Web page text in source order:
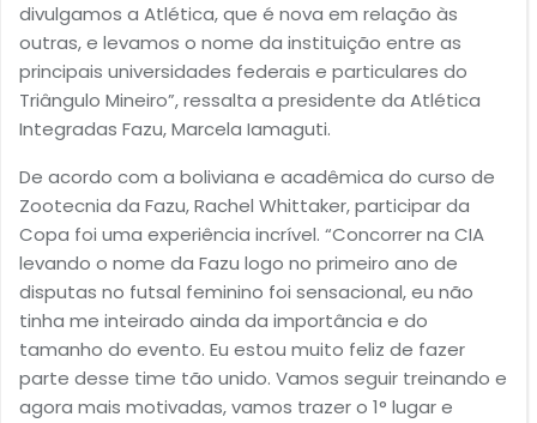
divulgamos a Atlética, que é nova em relação às
outras, e levamos o nome da instituição entre as
principais universidades federais e particulares do
Triângulo Mineiro”, ressalta a presidente da Atlética
Integradas Fazu, Marcela Iamaguti.
De acordo com a boliviana e acadêmica do curso de
Zootecnia da Fazu, Rachel Whittaker, participar da
Copa foi uma experiência incrível. “Concorrer na CIA
levando o nome da Fazu logo no primeiro ano de
disputas no futsal feminino foi sensacional, eu não
tinha me inteirado ainda da importância e do
tamanho do evento. Eu estou muito feliz de fazer
parte desse time tão unido. Vamos seguir treinando e
agora mais motivadas, vamos trazer o 1° lugar e